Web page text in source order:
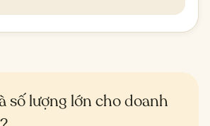
số lượng lớn cho doanh